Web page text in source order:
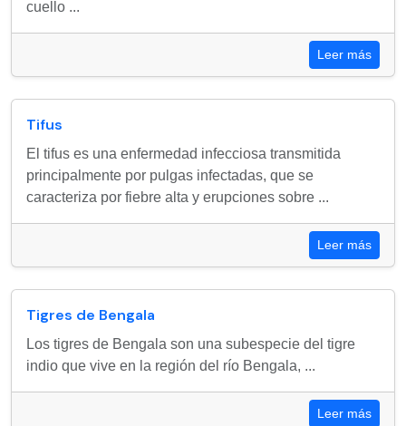
cuello ...
Leer más
Tifus
El tifus es una enfermedad infecciosa transmitida
principalmente por pulgas infectadas, que se
caracteriza por fiebre alta y erupciones sobre ...
Leer más
Tigres de Bengala
Los tigres de Bengala son una subespecie del tigre
indio que vive en la región del río Bengala, ...
Leer más